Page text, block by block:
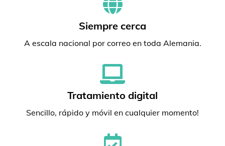
Siempre cerca
A escala nacional por correo en toda Alemania.
Tratamiento digital
Sencillo, rápido y móvil en cualquier momento!